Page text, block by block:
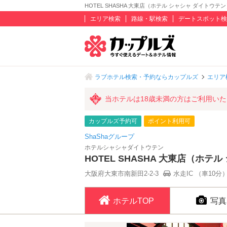
HOTEL SHASHA 大東店（ホテル シャシャ ダイトウテ
エリア検索 路線・駅検索 デートスポット
ラブホテル検索・予約ならカップルズ エリア
当ホテルは18歳未満の方はご利用い
カップルズ予約可 ポイント利用可
ShaShaグループ
ホテルシャシャダイトウテン
HOTEL SHASHA 大東店（ホテル
大阪府大東市南新田2-2-3 水走IC （車10分
ホテルTOP 写真